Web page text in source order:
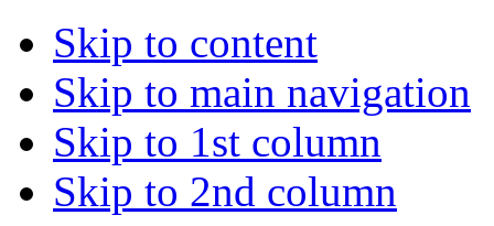
Skip to content
Skip to main navigation
Skip to 1st column
Skip to 2nd column